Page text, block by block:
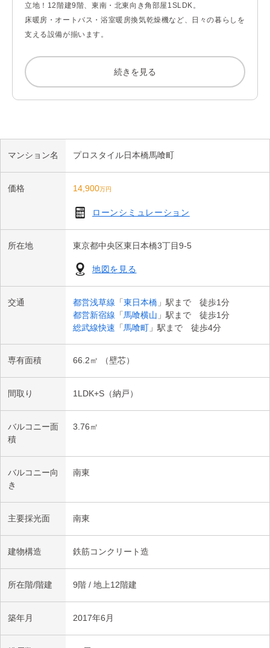
立地！12階建9階、東南・北東向き角部屋1SLDK。
床暖房・オートバス・浴室暖房換気乾燥機など、日々の暮らしを
支える設備が揃います。
【マンションについて】
■5路線7駅利用可能な好立地！お出かけ先に合わせて使い分けが
・総武線（快速）「馬喰町」駅まで徒歩4分
・都営浅草線、総武線（各駅）「浅草橋」駅まで徒歩9分
・東京メトロ日比谷線、都営浅草線「人形町」駅まで徒歩10分
・東日本橋駅より都営浅草線利用、成田空港駅（成田第1ターミ
ナル）まで直通1時間12分
■外部からの視線を感じにくく、都心にありながらプライバシー
性の高い設計となっています。
■ノンタッチで解錠可能な「Tebraキー」を採用しており、日々
■大切なペットと一緒に暮らせる「ペット飼育可」のマンション
です。（※細則有）
■不在時にも荷物が受け取れる宅配 BOX 付。共働きのご家庭や
【お部屋について】
■リビングを見渡せる対面式システムキッチンにはカップボード
■浴室にはフラットラインLED照明を採用し、白色・電球色の切
り替えが可能で、気分や時間帯に合わせて落ち着いた入浴時間を
お楽しみいただけます。
ス空間となっています。
続きを見る
マンション名 プロスタイル日本橋馬喰町
価格 14,900万円
ローンシミュレーション
所在地 東京都中央区東日本橋3丁目9-5
地図を見る
交通 都営浅草線 「東日本橋 」駅まで 徒歩1分
都営新宿線 「馬喰横山 」駅まで 徒歩1分
総武線快速 「馬喰町 」駅まで 徒歩4分
専有面積 66.2㎡ （壁芯）
間取り 1LDK+S（納戸）
バルコニー面
積
3.76㎡
バルコニー向
き
南東
主要採光面 南東
建物構造 鉄筋コンクリート造
所在階/階建 9階 / 地上12階建
築年月 2017年6月